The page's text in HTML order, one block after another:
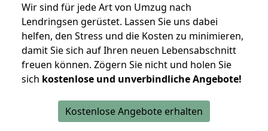
Wir sind für jede Art von Umzug nach
Lendringsen gerüstet. Lassen Sie uns dabei
helfen, den Stress und die Kosten zu minimieren,
damit Sie sich auf Ihren neuen Lebensabschnitt
freuen können. Zögern Sie nicht und holen Sie
sich kostenlose und unverbindliche Angebote!
Kostenlose Angebote erhalten